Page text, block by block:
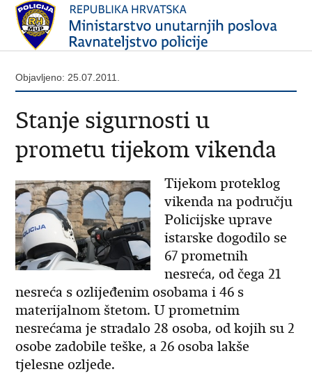
Objavljeno: 25.07.2011.
Stanje sigurnosti u
prometu tijekom vikenda
Tijekom proteklog
vikenda na području
Policijske uprave
istarske dogodilo se
67 prometnih
nesreća, od čega 21
nesreća s ozlijeđenim osobama i 46 s
materijalnom štetom. U prometnim
nesrećama je stradalo 28 osoba, od kojih su 2
osobe zadobile teške, a 26 osoba lakše
tjelesne ozljede.